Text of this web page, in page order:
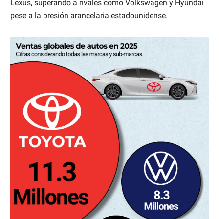
Lexus, superando a rivales como Volkswagen y Hyundai
pese a la presión arancelaria estadounidense.